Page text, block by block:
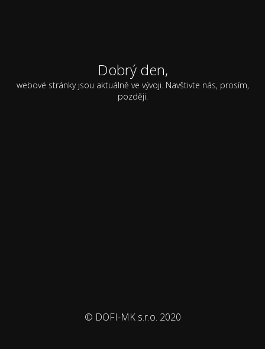
Dobrý den,
webové stránky jsou aktuálně ve vývoji. Navštivte nás, prosím,
později.
© DOFI-MK s.r.o. 2020